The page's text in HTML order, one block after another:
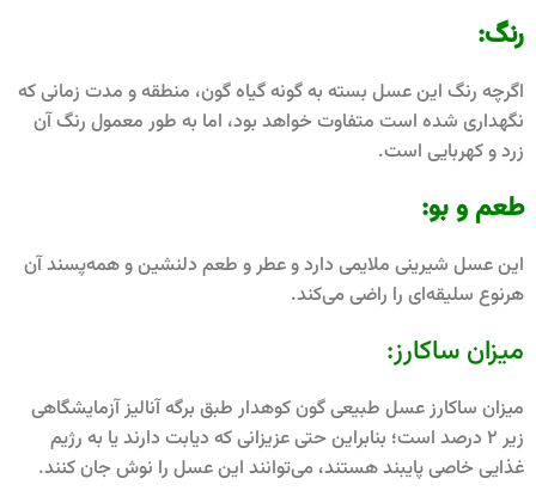
رنگ:
اگرچه رنگ این عسل بسته به گونه گیاه گون،‌ منطقه و مدت زمانی که
نگهداری شده است متفاوت خواهد بود، اما به طور معمول رنگ آن
زرد و کهربایی است.
طعم و بو:
این عسل شیرینی ملایمی دارد و عطر و طعم دلنشین و همه‌پسند آن
هرنوع سلیقه‌ای را راضی می‌کند.
میزان ساکارز:
میزان ساکارز عسل طبیعی گون کوهدار طبق برگه آنالیز آزمایشگاهی
زیر 2 درصد است؛ بنابراین حتی عزیزانی که دیابت دارند یا به رژیم
غذایی خاصی پایبند هستند، می‌توانند این عسل را نوش جان کنند.